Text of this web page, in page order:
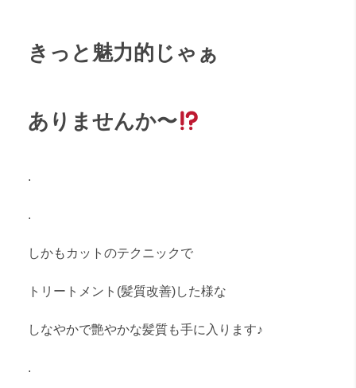
きっと魅力的じゃぁ
ありませんか〜
.
.
しかもカットのテクニックで
トリートメント(髪質改善)した様な
しなやかで艶やかな髪質も手に入ります♪
.